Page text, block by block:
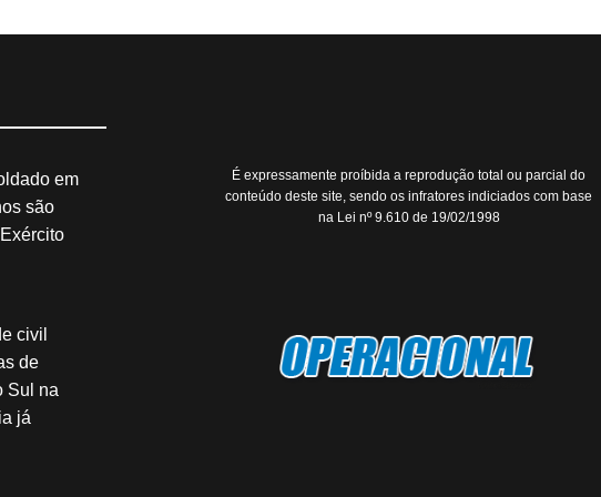
em
são
civil
de
Sul na
já
É expressamente proíbida a reprodução total ou parcial do
conteúdo deste site, sendo os infratores indiciados com base
na Lei nº 9.610 de 19/02/1998